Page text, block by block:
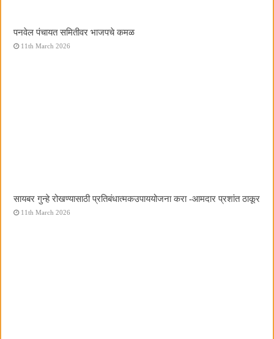
पनवेल पंचायत समितीवर भाजपचे कमळ
11th March 2026
सायबर गुन्हे रोखण्यासाठी प्रतिबंधात्मकउपाययोजना करा -आमदार प्रशांत ठाकूर
11th March 2026